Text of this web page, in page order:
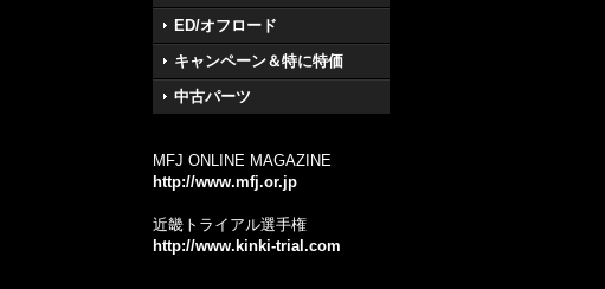
ED/オフロード
キャンペーン＆特に特価
中古パーツ
MFJ ONLINE MAGAZINE
http://www.mfj.or.jp
近畿トライアル選手権
http://www.kinki-trial.com